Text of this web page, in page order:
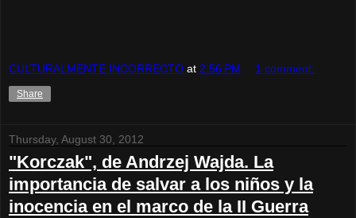
CULTURALMENTE INCORRECTO at 2:56 PM 1 comment:
Share
Thursday, August 30, 2012
"Korczak", de Andrzej Wajda. La
importancia de salvar a los niños y la
inocencia en el marco de la II Guerra